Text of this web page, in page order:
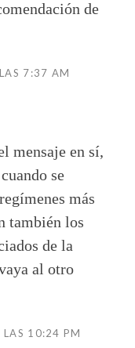
de
7:37 AM
mensaje en sí,
se
más
también los
de la
al otro
10:24 PM